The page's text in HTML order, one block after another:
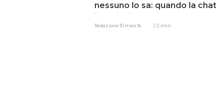
nessuno lo sa: quando la
inguaia fino al collo
Redazione10 mesi fa 2 min